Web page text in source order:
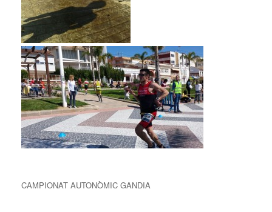
CAMPIONAT AUTONÒMIC GANDIA